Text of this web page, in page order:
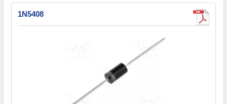
1N5408